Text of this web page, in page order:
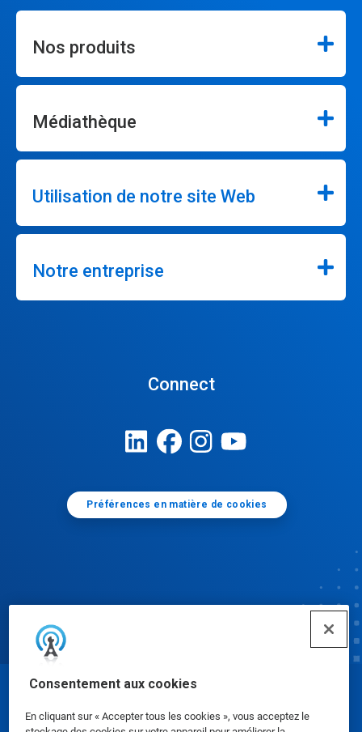
Consentement aux cookies
En cliquant sur « Accepter tous les cookies », vous acceptez le
Nos produits
Médiathèque
Utilisation de notre site Web
Notre entreprise
Connect
Préférences en matière de cookies